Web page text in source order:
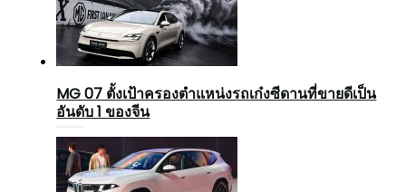
MG 07 ตั้งเป้าครองตำแหน่งรถเก๋งซีดานที่ขายดีเป็น
อันดับ 1 ของจีน